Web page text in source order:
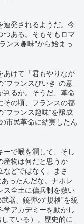
連発されるようだ。今
つある。そもそもロマ
ンス趣味”から始まっ
あけて「君もやりなが
フランスびいき”の意
判るか。そうだ、革命
その頃、フランスの都
フランス趣味”を醸成
市民革命に結実したん
で喉を潤して、そし
産物は何だと思うか
どではなく、まさ
ったんだな。ナポレ
ス全土に傭兵制を敷い
器、銃弾の“規格”を統
アカデミーを動かし
ている）。歴史的に